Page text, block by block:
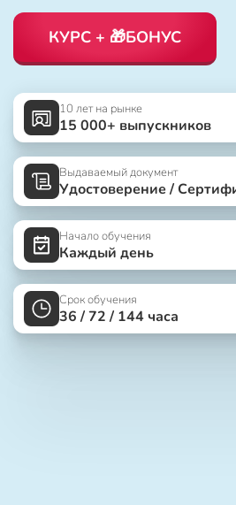
КУРС + 🎁БОНУС
10 лет на рынке
15 000+ выпускников
Выдаваемый документ
Удостоверение /
Начало обучения
Каждый день
Срок обучения
36 / 72 / 144 часа